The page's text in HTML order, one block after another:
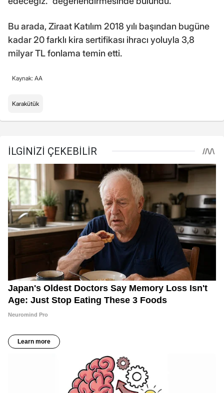
Bu arada, Ziraat Katılım 2018 yılı başından bugüne
kadar 20 farklı kira sertifikası ihracı yoluyla 3,8
milyar TL fonlama temin etti.
Kaynak: AA
Karakütük